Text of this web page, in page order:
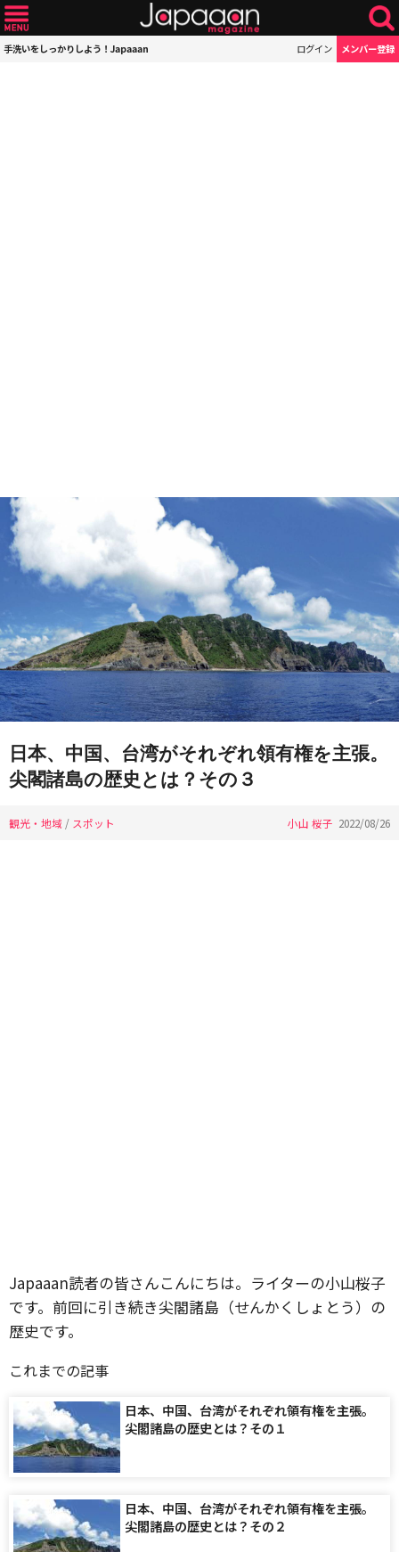
手洗いをしっかりしよう！Japaaan ログイン メンバー登録
日本、中国、台湾がそれぞれ領有権を主張。
尖閣諸島の歴史とは？その３
観光・地域 / スポット 小山 桜子 2022/08/26
Japaaan読者の皆さんこんにちは。ライターの小山桜子
です。前回に引き続き尖閣諸島（せんかくしょとう）の
歴史です。
これまでの記事
日本、中国、台湾がそれぞれ領有権を主張。
尖閣諸島の歴史とは？その１
日本、中国、台湾がそれぞれ領有権を主張。
尖閣諸島の歴史とは？その２